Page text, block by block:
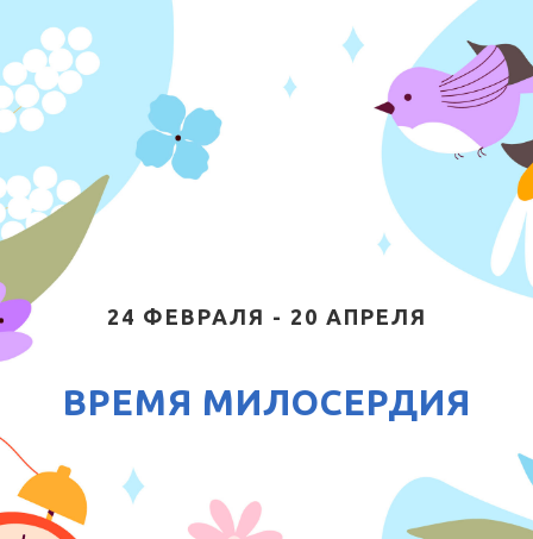
24 ФЕВРАЛЯ - 20 АПРЕЛЯ
ВРЕМЯ МИЛОСЕРДИЯ